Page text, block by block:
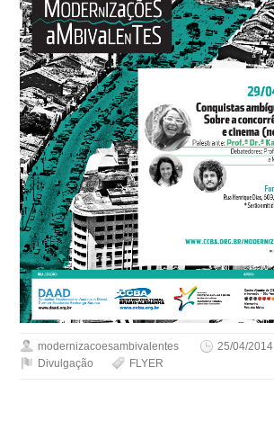
modernizacoesambivalentes
25/04/2014
Divulgação
FLYER